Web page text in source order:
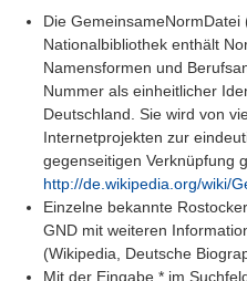
Die GemeinsameNormDatei
Nationalbibliothek enthält
Namensformen und
Nummer als einheitlicher
Deutschland. Sie wird von
Internetprojekten zur
gegenseitigen Verknüpfung
http://de.wikipedia.org/wiki/
Einzelne bekannte
GND mit weiteren
(Wikipedia, Deutsche
Mit der Eingabe * im